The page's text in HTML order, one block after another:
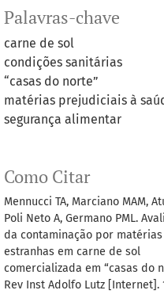
Palavras-chave
carne de sol
condições sanitárias
“casas do norte”
matérias prejudiciais à
segurança alimentar
Como Citar
Mennucci TA, Marciano MAM,
Poli Neto A, Germano PML.
da contaminação por matérias
estranhas em carne de sol
comercializada em “casas do
Rev Inst Adolfo Lutz [Internet].